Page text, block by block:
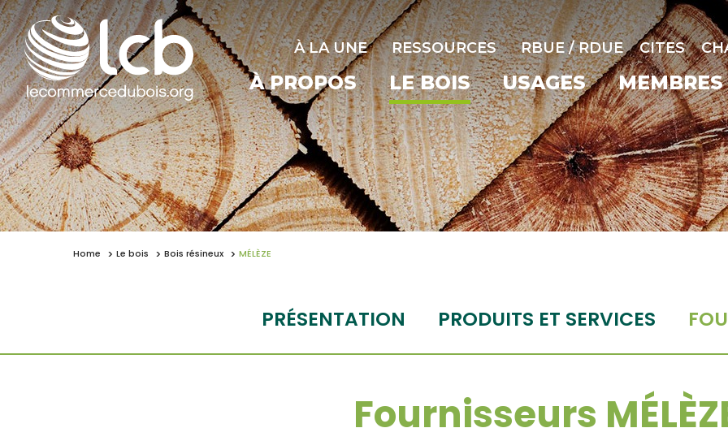
À LA UNE RESSOURCES RBUE / RDUE CITES
À PROPOS LE BOIS USAGES MEMBRES
Home Le bois Bois résineux MÉLÈZE
PRÉSENTATION PRODUITS ET SERVICES
Fournisseurs